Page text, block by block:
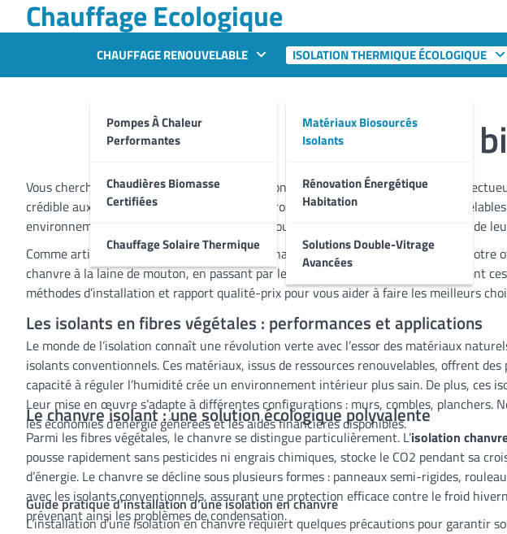
to
Chauffage Ecologique
CHAUFFAGE RENOUVELABLE
Pompes À Chaleur
Performantes
Chaudières Biomasse
Certifiées
Chauffage Solaire Thermique
ISOLATION THERMIQUE ÉCOLOGIQUE
Matériaux Biosourcés
Isolants
Rénovation Énergétique
Habitation
Solutions Double-Vitrage
Avancées
Matériaux
Vous cherchez à offrir à vos clients des solutions d’isolation performantes et
crédible aux matériaux conventionnels. Ces produits, issus de ressources
environnemental – des arguments de poids pour convaincre vos clients soucieux de
Comme artisan installateur de systèmes de chauffage, intégrer ces matériaux à
chanvre à la laine de mouton, en passant par les fibres de bois, découvrez comment
méthodes d’installation et rapport qualité-prix pour vous aider à faire les meilleurs
Les isolants en fibres végétales : performances et applications
Le monde de l’isolation connaît une révolution verte avec l’essor des matériaux
isolants conventionnels. Ces matériaux, issus de ressources renouvelables, offrent
capacité à réguler l’humidité crée un environnement intérieur plus sain. De plus, ces
Leur mise en œuvre s’adapte à différentes configurations : murs, combles,
les économies d’énergie générées et les aides financières disponibles.
Le chanvre isolant : une solution écologique polyvalente
Parmi les fibres végétales, le chanvre se distingue particulièrement. L’isolation
pousse rapidement sans pesticides ni engrais chimiques, stocke le CO2 pendant sa
d’énergie. Le chanvre se décline sous plusieurs formes : panneaux semi-rigides,
avec les isolants conventionnels, assurant une protection efficace contre le froid
prévenant ainsi les problèmes de condensation.
Guide pratique d’installation d’une isolation en chanvre
L’installation d’une isolation en chanvre requiert quelques précautions pour garantir